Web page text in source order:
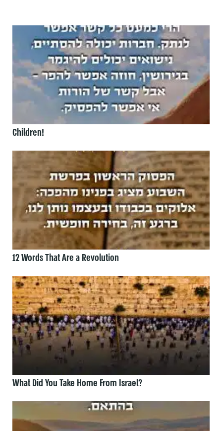
Children!
12 Words That Are a Revolution
What Did You Take Home From Israel?